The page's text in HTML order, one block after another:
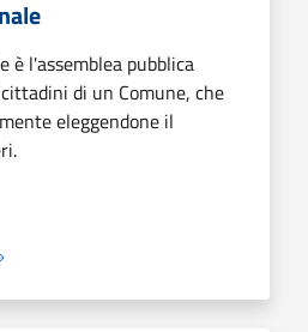
è l'assemblea pubblica
di un Comune, che
eleggendone il